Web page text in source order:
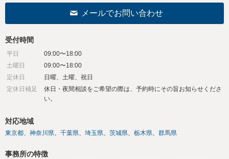
メールでお問い合わせ
受付時間
平日
09:00〜18:00
土曜日
09:00〜18:00
定休日
日曜、土曜、祝日
定休日補足
休日・夜間相談をご希望の際は、予約時にその旨お知らせくださ
い。
対応地域
東京都 神奈川県 千葉県 埼玉県 茨城県 栃木県 群馬県
事務所の特徴